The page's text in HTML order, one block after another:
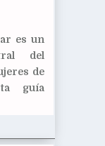
es un
del
de
guía